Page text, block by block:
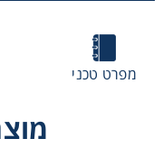
מפרט טכני